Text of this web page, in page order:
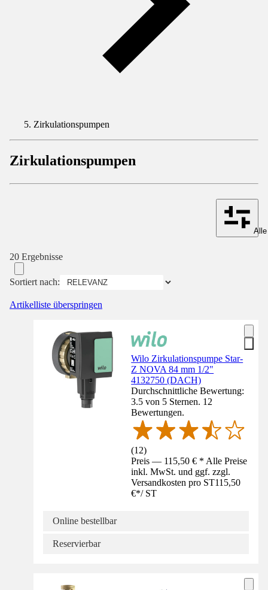
Zirkulationspumpen
Zirkulationspumpen
20 Ergebnisse
Sortiert nach:
Artikelliste überspringen
Wilo Zirkulationspumpe Star-
Z NOVA 84 mm 1/2"
4132750 (DACH)
Durchschnittliche Bewertung:
3.5 von 5 Sternen. 12
Bewertungen.
(12)
Preis — 115,50 € * Alle Preise
inkl. MwSt. und ggf. zzgl.
Versandkosten pro ST115,50
€*/ ST
Online bestellbar
Reservierbar